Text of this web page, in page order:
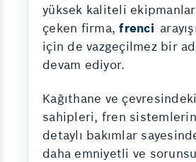
yüksek kaliteli
çeken firma,frenci
için de vazgeçilmez bir
devam ediyor.
Kağıthane ve
sahipleri, fren
detaylı bakımlar
daha emniyetli ve